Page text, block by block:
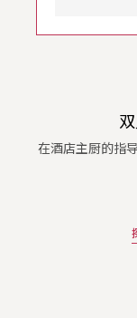
在酒店主厨的指